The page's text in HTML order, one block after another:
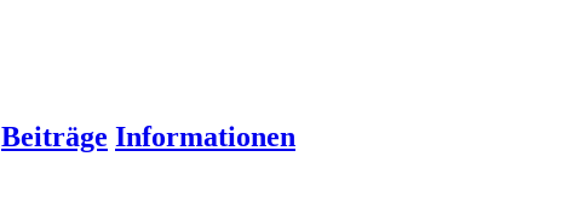
Beiträge Informationen